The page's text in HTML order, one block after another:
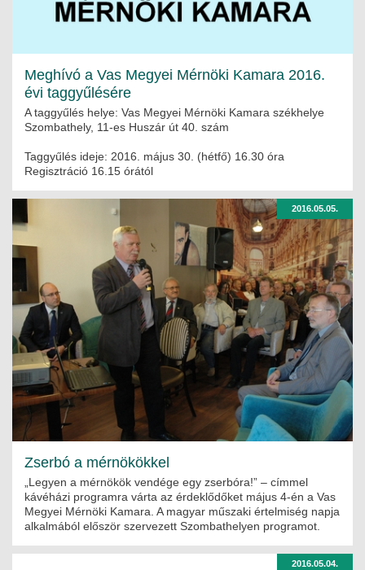
Meghívó a Vas Megyei Mérnöki Kamara 2016.
évi taggyűlésére
A taggyűlés helye: Vas Megyei Mérnöki Kamara székhelye
Szombathely, 11-es Huszár út 40. szám
Taggyűlés ideje: 2016. május 30. (hétfő) 16.30 óra
Regisztráció 16.15 órától
2016.05.05.
Zserbó a mérnökökkel
„Legyen a mérnökök vendége egy zserbóra!” – címmel
kávéházi programra várta az érdeklődőket május 4-én a Vas
Megyei Mérnöki Kamara. A magyar műszaki értelmiség napja
alkalmából először szervezett Szombathelyen programot.
2016.05.04.